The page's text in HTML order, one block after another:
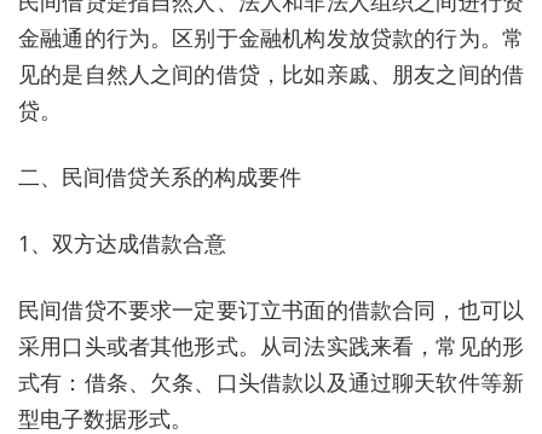
金融通的行为。区别于金融机构发放贷款的行为。常
见的是自然人之间的借贷，比如亲戚、朋友之间的借
贷。
二、民间借贷关系的构成要件
1、双方达成借款合意
民间借贷不要求一定要订立书面的借款合同，也可以
采用口头或者其他形式。从司法实践来看，常见的形
式有：借条、欠条、口头借款以及通过聊天软件等新
型电子数据形式。